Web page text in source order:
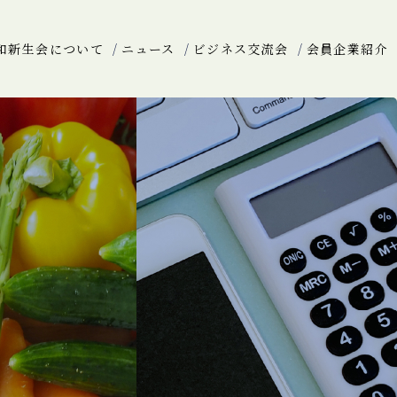
新生会について ニュース ビジネス交流会 会員企業紹介